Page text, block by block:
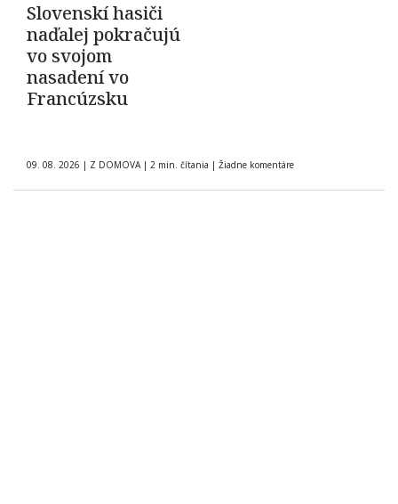
Slovenskí hasiči
naďalej pokračujú
vo svojom
nasadení vo
Francúzsku
09. 08. 2026 | Z DOMOVA | 2 min. čítania | Žiadne komentáre